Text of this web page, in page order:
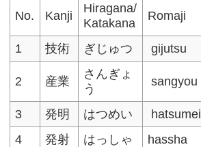
No. Kanji
Hiragana/
Katakana
Romaji
1 技術 ぎじゅつ gijutsu
2 産業
さんぎょ
う
sangyou
3 発明 はつめい hatsumei
4
発射 はっしゃ hassha